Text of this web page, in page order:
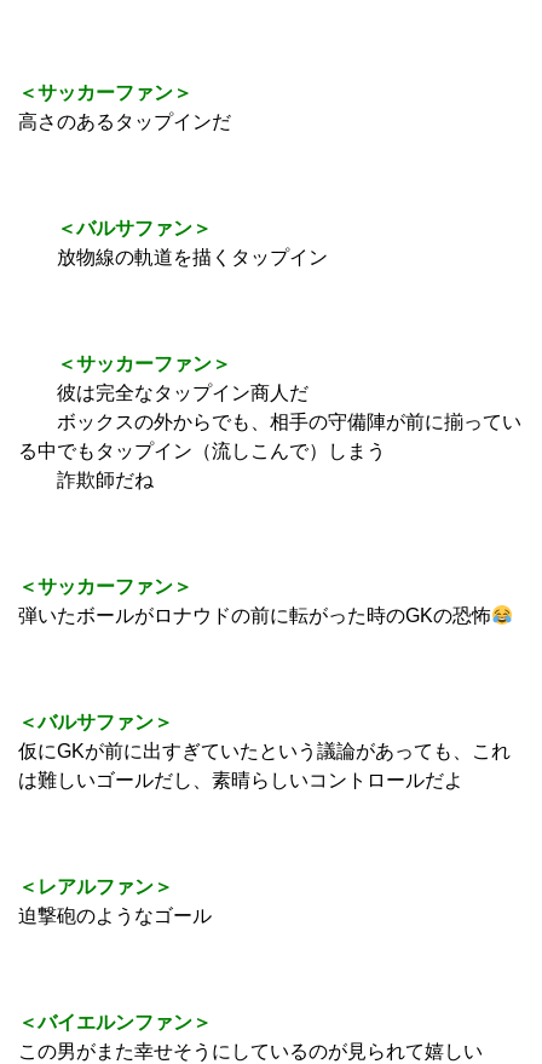
＜サッカーファン＞
高さのあるタップインだ
＜バルサファン＞
放物線の軌道を描くタップイン
＜サッカーファン＞
彼は完全なタップイン商人だ
ボックスの外からでも、相手の守備陣が前に揃ってい
る中でもタップイン（流しこんで）しまう
詐欺師だね
＜サッカーファン＞
弾いたボールがロナウドの前に転がった時のGKの恐怖
＜バルサファン＞
仮にGKが前に出すぎていたという議論があっても、これ
は難しいゴールだし、素晴らしいコントロールだよ
＜レアルファン＞
迫撃砲のようなゴール
＜バイエルンファン＞
この男がまた幸せそうにしているのが見られて嬉しい